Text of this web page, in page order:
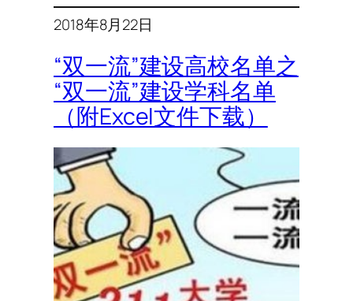
2018年8月22日
“双一流”建设高校名单之
“双一流”建设学科名单
（附Excel文件下载）